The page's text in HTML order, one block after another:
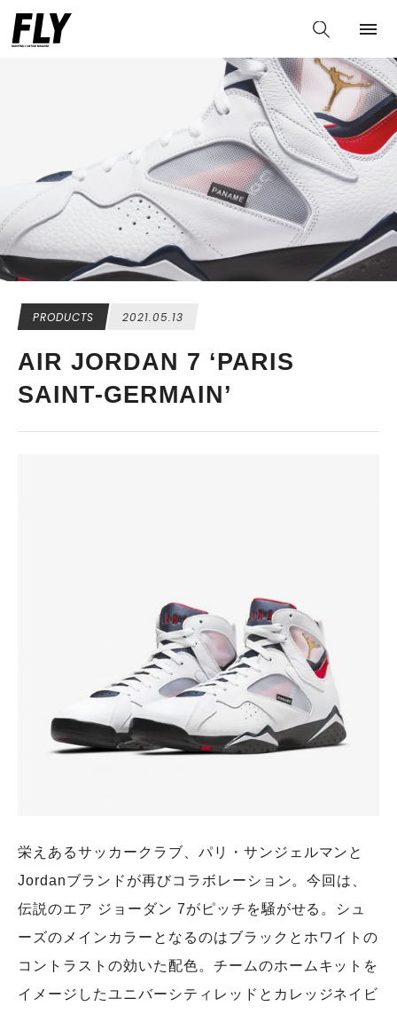
PRODUCTS 2021.05.13
AIR JORDAN 7 ‘PARIS
SAINT-GERMAIN’
栄えあるサッカークラブ、パリ・サンジェルマンと
Jordanブランドが再びコラボレーション。今回は、
伝説のエア ジョーダン 7がピッチを騒がせる。シュ
ーズのメインカラーとなるのはブラックとホワイトの
コントラストの効いた配色。チームのホームキットを
イメージしたユニバーシティレッドとカレッジネイビ